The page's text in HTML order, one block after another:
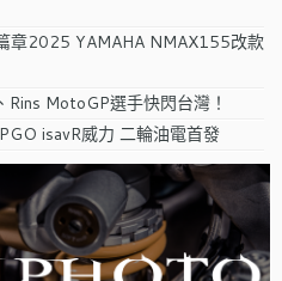
章2025 YAMAHA NMAX155改款
Rins MotoGP選手快閃台灣！
isavR威力 二輪油電首發